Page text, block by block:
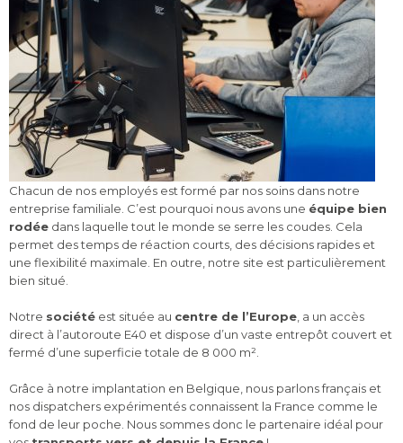
Chacun de nos employés est formé par nos soins dans notre
entreprise familiale. C’est pourquoi nous avons une équipe bien
rodée dans laquelle tout le monde se serre les coudes. Cela
permet des temps de réaction courts, des décisions rapides et
une flexibilité maximale. En outre, notre site est particulièrement
bien situé.
Notre société est située au centre de l’Europe , a un accès
direct à l’autoroute E40 et dispose d’un vaste entrepôt couvert et
fermé d’une superficie totale de 8 000 m².
Grâce à notre implantation en Belgique, nous parlons français et
nos dispatchers expérimentés connaissent la France comme le
fond de leur poche. Nous sommes donc le partenaire idéal pour